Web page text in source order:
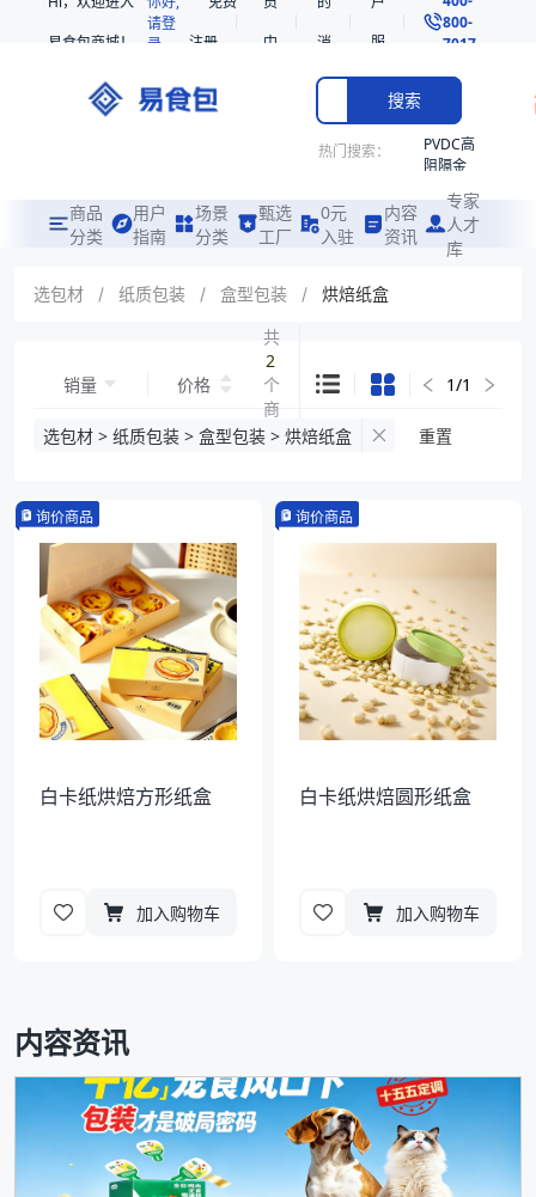
易食包商城！
请登
录
注册
中
消
息
服
务
800-
7017
搜索
热门搜索：
PVDC高
阻隔金
共挤热
收缩袋
221360
烤箱袋
袋
商品
分类
用户
指南
场景
分类
甄选
工厂
0元
入驻
内容
资讯
专家
人才
库
选包材 / 纸质包装 / 盒型包装 / 烘焙纸盒
销量 价格
共
2
个
商
品
1/1
选包材 > 纸质包装 > 盒型包装 > 烘焙纸盒 重置
询价商品
白卡纸烘焙方形纸盒
加入购物车
询价商品
白卡纸烘焙圆形纸盒
加入购物车
内容资讯